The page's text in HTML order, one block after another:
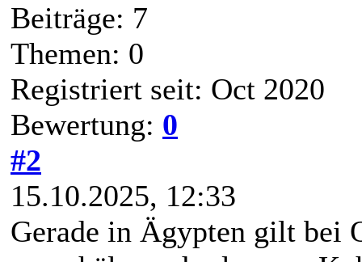
Beiträge: 7
Themen: 0
Registriert seit: Oct 2020
Bewertung: 0
#2
15.10.2025, 12:33
Gerade in Ägypten gilt bei